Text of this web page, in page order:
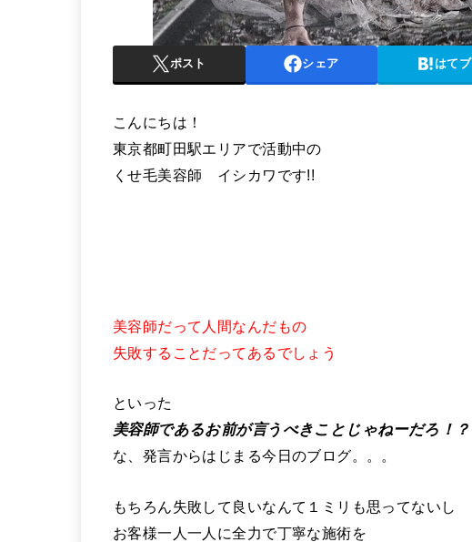
ポスト シェア はてブ
こんにちは！
東京都町田駅エリアで活動中の
くせ毛美容師 イシカワです!!
美容師だって人間なんだもの
失敗することだってあるでしょう
といった
美容師であるお前が言うべきことじゃねーだろ！？
な、発言からはじまる今日のブログ。。。
もちろん失敗して良いなんて１ミリも思ってないし
お客様一人一人に全力で丁寧な施術を